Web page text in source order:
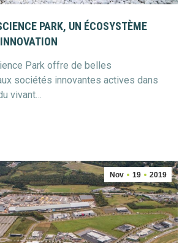
PARK, UN ÉCOSYSTÈME
Park offre de belles
sociétés innovantes actives dans
vivant…
Nov 19 2019